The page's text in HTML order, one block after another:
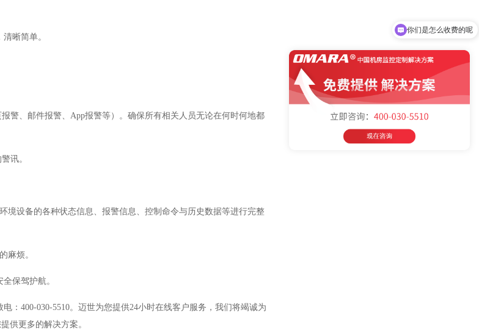
晰简单。
警、邮件报警、 App报警等）。确保所有相关人员无论在何时何地都
讯。
境设备的各种状态信息、报警信息、控制命令与历史数据等进行完整
麻烦。
保驾护航。
： 400-030-5510。迈世为您提供24小时在线客户服务，我们将竭诚为
供更多的解决方案。
现在有优惠活动吗